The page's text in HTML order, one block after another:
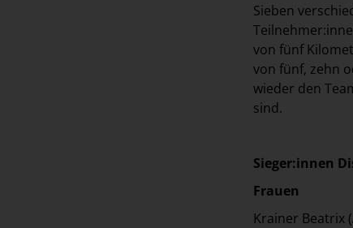
Sieben
von fünf
von fünf, zehn
wieder den
sind.
Sieger:innen
Frauen
Krainer